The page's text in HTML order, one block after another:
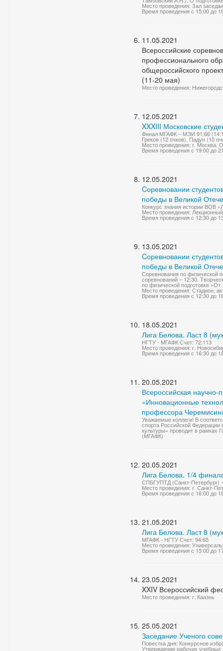
Место проведения: Зал
Время проведения с 15:00 до
11.05.2021
Всероссийские
профессионального
общероссийского
(11-20 мая)
Место проведения:
12.05.2021
XXXIII Московские
Финал МГАФК – МЭИ 91:66
Греков (12 очков), Падун (10
Место проведения: г. Москва,
Время проведения с 19:00 до
12.05.2021
Cоревновании
победы в Великой
Конкурс знания истории ВОВ
Место проведения:
Время проведения с 12:30 до
13.05.2021
Cоревновании
победы в Великой
Соревнования по физической
соревнований – 12:30.
по физической подготовке
Место проведения: Стадион,
Время проведения с 12:30 до
18.05.2021
Лига Белова. Ласт 8
НГТУ - МГАФК Счет: 72:113
Место проведения: г.
Время проведения с 16:30 до
20.05.2021
Всероссийская
«Инновационные
профессора
Уважаемые коллеги! В
спорта Российской
культуры» проводит в рамках
(МГАФК)
20.05.2021
Лига Белова. 1/4
СПБГУПТД (Санкт-Петербург)
Место проведения: г. Санкт-
Время проведения с 16:00 до
21.05.2021
Лига Белова. Ласт 8
МГАФК - НГТУ Счет: 94:65
Место проведения:
Время проведения с 15:00 до
23.05.2021
XXIV Всероссийский
Место проведения: г. Каазнь
25.05.2021
Заседание Ученого
Повестка дня: Конкурсное
Утверждение рабочих